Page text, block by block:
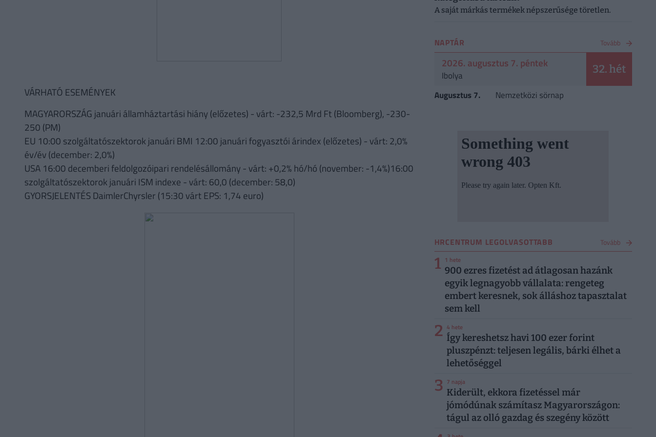
VÁRHATÓ ESEMÉNYEK
MAGYARORSZÁG januári államháztartási hiány (előzetes) - várt: -232,5 Mrd Ft (Bloomberg), -230-
250 (PM)
EU 10:00 szolgáltatószektorok januári BMI 12:00 januári fogyasztói árindex (előzetes) - várt: 2,0%
év/év (december: 2,0%)
USA 16:00 decemberi feldolgozóipari rendelésállomány - várt: +0,2% hó/hó (november: -1,4%)16:00
szolgáltatószektorok januári ISM indexe - várt: 60,0 (december: 58,0)
GYORSJELENTÉS DaimlerChyrsler (15:30 várt EPS: 1,74 euro)
A saját márkás termékek népszerűsége töretlen.
NAPTÁR Tovább
2026. augusztus 7. péntek
Ibolya 32. hét
Augusztus 7. Nemzetközi sörnap
HRCENTRUM LEGOLVASOTTABB Tovább
1 1 hete
900 ezres fizetést ad átlagosan hazánk
egyik legnagyobb vállalata: rengeteg
embert keresnek, sok álláshoz tapasztalat
sem kell
2 4 hete
Így kereshetsz havi 100 ezer forint
pluszpénzt: teljesen legális, bárki élhet a
lehetőséggel
3 7 napja
Kiderült, ekkora fizetéssel már
jómódúnak számítasz Magyarországon:
tágul az olló gazdag és szegény között